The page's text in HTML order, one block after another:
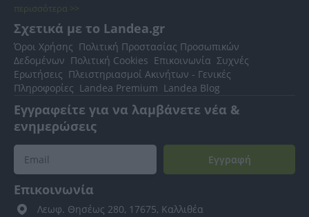
περισσότερα >>
Σχετικά με το Landea.gr
Όροι Χρήσης Πολιτική Προστασίας Προσωπικών
Δεδομένων Πολιτική Cookies Επικοινωνία Συχνές
Ερωτήσεις Πλειστηριασμοί Ακινήτων - Γενικές
Πληροφορίες Landea Premium Landea Blog
Εγγραφείτε για να λαμβάνετε νέα &
ενημερώσεις
Εγγραφή
Επικοινωνία
Λεωφ. Θησέως 280, 17675, Καλλιθέα